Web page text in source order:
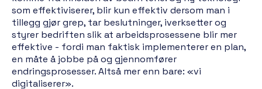
som effektiviserer, blir kun effektiv dersom man i
tillegg gjør grep, tar beslutninger, iverksetter og
styrer bedriften slik at arbeidsprosessene blir mer
effektive - fordi man faktisk implementerer en plan,
en måte å jobbe på og gjennomfører
endringsprosesser. Altså mer enn bare: «vi
digitaliserer».